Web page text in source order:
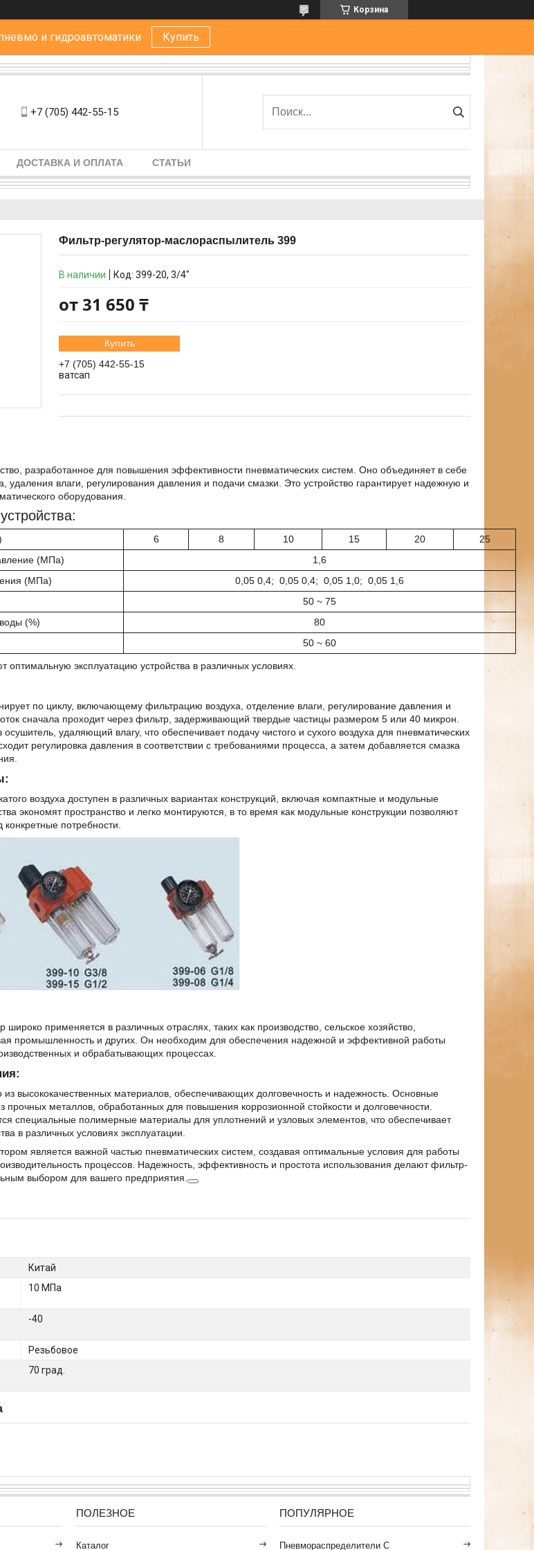
Корзина
и гидроавтоматики Купить
+7 (705) 442-55-15
ДОСТАВКА И ОПЛАТА СТАТЬИ
Фильтр-регулятор-маслораспылитель 399
В наличии Код: 399-20, 3/4"
от 31 650 ₸
Купить
+7 (705) 442-55-15
ватсап
разработанное для повышения эффективности пневматических систем. Оно объединяет в себе
удаления влаги, регулирования давления и подачи смазки. Это устройство гарантирует надежную и
оборудования.
6 8 10 15 20
25
(МПа)
1,6
(МПа)
0,05 0,4; 0,05 0,4; 0,05 1,0; 0,05 1,6
50 ~ 75
(%)
80
50 ~ 60
оптимальную эксплуатацию устройства в различных условиях.
по циклу, включающему фильтрацию воздуха, отделение влаги, регулирование давления и
сначала проходит через фильтр, задерживающий твердые частицы размером 5 или 40 микрон.
осушитель, удаляющий влагу, что обеспечивает подачу чистого и сухого воздуха для пневматических
регулировка давления в соответствии с требованиями процесса, а затем добавляется смазка
воздуха доступен в различных вариантах конструкций, включая компактные и модульные
экономят пространство и легко монтируются, в то время как модульные конструкции позволяют
конкретные потребности.
широко применяется в различных отраслях, таких как производство, сельское хозяйство,
промышленность и других. Он необходим для обеспечения надежной и эффективной работы
и обрабатывающих процессах.
из высококачественных материалов, обеспечивающих долговечность и надежность. Основные
металлов, обработанных для повышения коррозионной стойкости и долговечности.
специальные полимерные материалы для уплотнений и узловых элементов, что обеспечивает
в различных условиях эксплуатации.
является важной частью пневматических систем, создавая оптимальные условия для работы
процессов. Надежность, эффективность и простота использования делают фильтр-
выбором для вашего предприятия.
Китай
10 МПа
-40
Резьбовое
70 град.
ПОЛЕЗНОЕ
Каталог
ПОПУЛЯРНОЕ
Пневмораспределители С